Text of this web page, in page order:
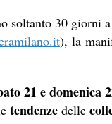
soltanto 30 giorni a
), la
21 e domenica
tendenze delle